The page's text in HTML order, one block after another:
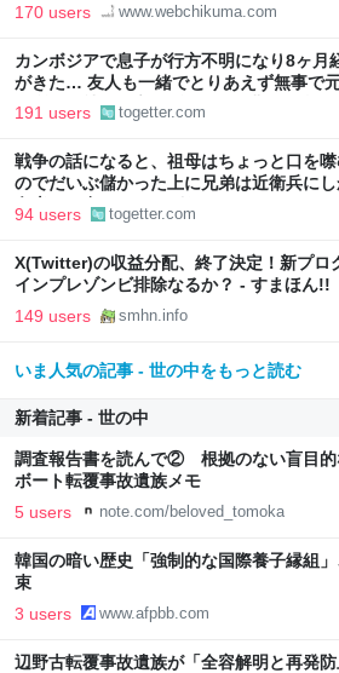
170 users www.webchikuma.com
カンボジアで息子が行方不明になり8ヶ月
がきた… 友人も一緒でとりあえず無事で
場所や会社名も言えず、帰国も難しい状況
191 users togetter.com
戦争の話になると、祖母はちょっと口を
のでだいぶ儲かった上に兄弟は近衛兵に
白米しか食べたことがなかった
94 users togetter.com
X(Twitter)の収益分配、終了決定！新プロ
インプレゾンビ排除なるか？ - すまほん!!
149 users smhn.info
いま人気の記事 - 世の中をもっと読む
新着記事 - 世の中
調査報告書を読んで② 根拠のない盲目的
ボート転覆事故遺族メモ
5 users note.com/beloved_tomoka
韓国の暗い歴史「強制的な国際養子縁組
束
3 users www.afpbb.com
辺野古転覆事故遺族が「全容解明と再発